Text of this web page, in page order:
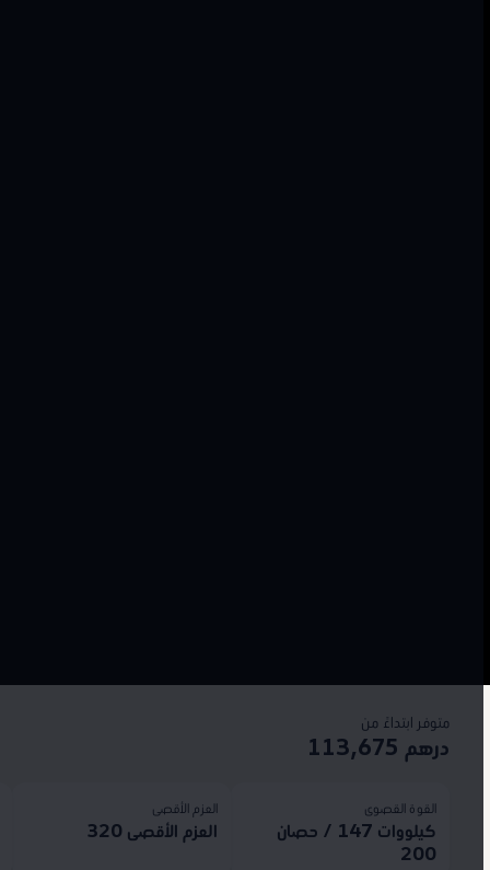
متوفر ابتداءً من
درهم 113,675
القوة القصوى
كيلووات 147 / حصان
200
العزم الأقصى
العزم الأقصى 320